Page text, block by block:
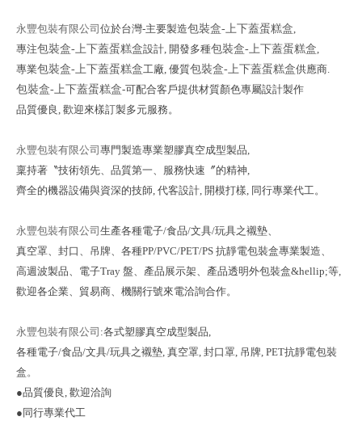
永豐包裝有限公司位於台灣-主要製造包裝盒-上下蓋蛋糕盒
專注包裝盒-上下蓋蛋糕盒設計, 開發多種包裝盒-上下蓋蛋糕盒
專業包裝盒-上下蓋蛋糕盒工廠, 優質包裝盒-上下蓋蛋糕盒供應商.
包裝盒-上下蓋蛋糕盒-可配合客戶提供材質顏色專屬設計製作
品質優良, 歡迎來樣訂製多元服務。
永豐包裝有限公司專門製造專業塑膠真空成型製品,
稟持著〝技術領先、品質第一、服務快速〞的精神,
齊全的機器設備與資深的技師, 代客設計, 開模打樣, 同行專業代工。
永豐包裝有限公司生產各種電子/食品/文具/玩具之襯墊、
真空罩、封口、吊牌、 各種PP/PVC/PET/PS 抗靜電包裝盒專業製造、
高週波製品、電子Tray 盤、 產品展示架、產品透明外包裝盒&hellip;等,
歡迎各企業、貿易商、機關行號來電洽詢合作。
永豐包裝有限公司 :各式塑膠真空成型製品,
各種電子/食品/文具/玩具之襯墊, 真空罩, 封口罩, 吊牌, PET抗靜電包裝
盒 。
●品質優良, 歡迎洽詢
●同行專業代工